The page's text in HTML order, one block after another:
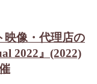
映像・代理店の
2022』(2022)